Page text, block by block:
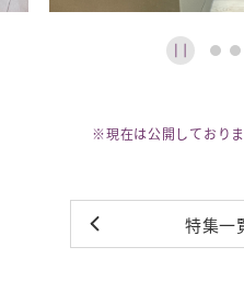
※現在は公開しており
特集一